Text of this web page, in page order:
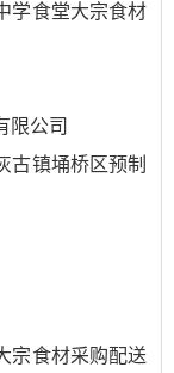
学食堂大宗食材
限公司
古镇埇桥区预制
宗食材采购配送